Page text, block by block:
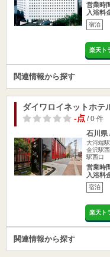
営業時
入浴料
宿泊
楽天ト
関連情報から探す
ダイワロイネットホテ
-点/ 0 件
石川県
大河端
金沢駅
駅西口
営業時
入浴料
宿泊
楽天ト
関連情報から探す